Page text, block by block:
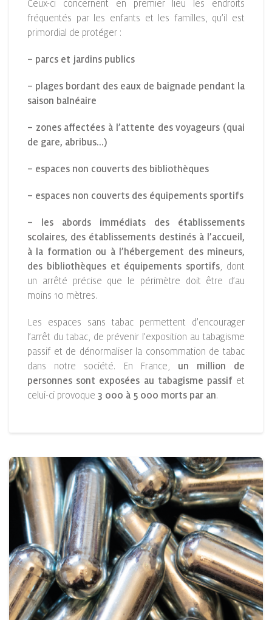
Ceux-ci concernent en premier lieu les endroits
fréquentés par les enfants et les familles, qu’il est
primordial de protéger :
– parcs et jardins publics
– plages bordant des eaux de baignade pendant la
saison balnéaire
– zones affectées à l’attente des voyageurs (quai
de gare, abribus…)
– espaces non couverts des bibliothèques
– espaces non couverts des équipements sportifs
– les abords immédiats des établissements
scolaires, des établissements destinés à l’accueil,
à la formation ou à l’hébergement des mineurs,
des bibliothèques et équipements sportifs, dont
un arrêté précise que le périmètre doit être d’au
moins 10 mètres.
Les espaces sans tabac permettent d’encourager
l’arrêt du tabac, de prévenir l’exposition au tabagisme
passif et de dénormaliser la consommation de tabac
dans notre société. En France, un million de
personnes sont exposées au tabagisme passif et
celui-ci provoque 3 000 à 5 000 morts par an.